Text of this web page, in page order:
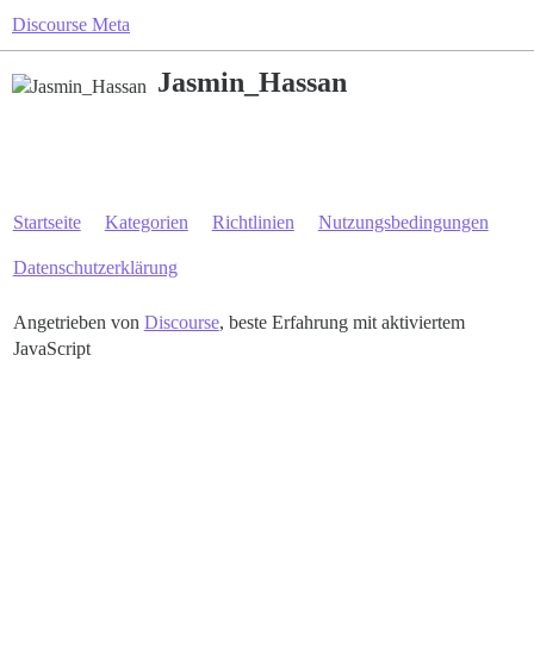
Discourse Meta
Jasmin_Hassan
Startseite Kategorien Richtlinien Nutzungsbedingungen
Datenschutzerklärung
Angetrieben von Discourse, beste Erfahrung mit aktiviertem
JavaScript